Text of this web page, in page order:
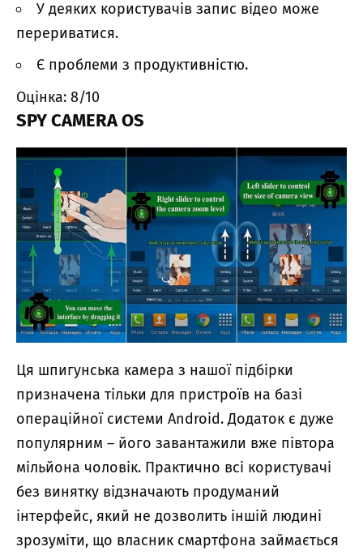
У деяких користувачів запис відео може
перериватися.
Є проблеми з продуктивністю.
Оцінка: 8/10
SPY CAMERA OS
Ця шпигунська камера з нашої підбірки
призначена тільки для пристроїв на базі
операційної системи Android. Додаток є дуже
популярним – його завантажили вже півтора
мільйона чоловік. Практично всі користувачі
без винятку відзначають продуманий
інтерфейс, який не дозволить іншій людині
зрозуміти, що власник смартфона займається